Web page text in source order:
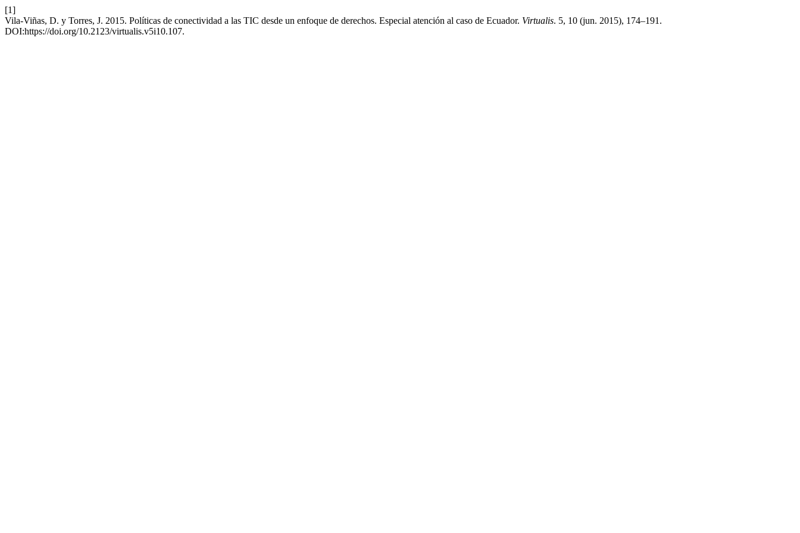
[1]
Vila-Viñas, D. y Torres, J. 2015. Políticas de conectividad a las TIC desde un enfoque de derechos. Especial atención al caso de Ecuador. Virtualis. 5, 10 (jun. 2015), 174–191.
DOI:https://doi.org/10.2123/virtualis.v5i10.107.